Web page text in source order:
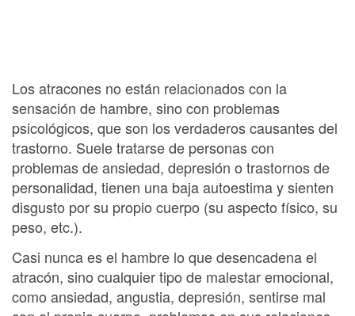
Los atracones no están relacionados con la
sensación de hambre, sino con problemas
psicológicos, que son los verdaderos causantes del
trastorno. Suele tratarse de personas con
problemas de ansiedad, depresión o trastornos de
personalidad, tienen una baja autoestima y sienten
disgusto por su propio cuerpo (su aspecto físico, su
peso, etc.).
Casi nunca es el hambre lo que desencadena el
atracón, sino cualquier tipo de malestar emocional,
como ansiedad, angustia, depresión, sentirse mal